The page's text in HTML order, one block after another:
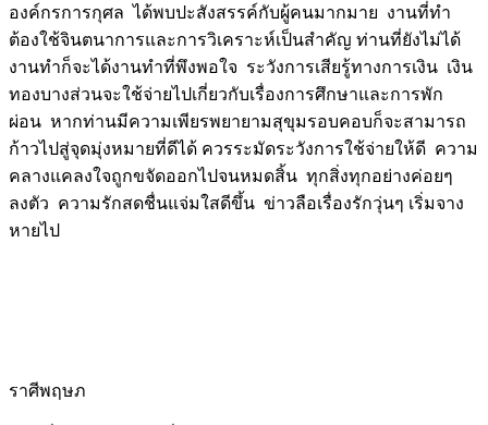
องค์กรการกุศล ได้พบปะสังสรรค์กับผู้คนมากมาย งานที่ทำ
ต้องใช้จินตนาการและการวิเคราะห์เป็นสำคัญ ท่านที่ยังไม่ได้
งานทำก็จะได้งานทำที่พึงพอใจ ระวังการเสียรู้ทางการเงิน เงิน
ทองบางส่วนจะใช้จ่ายไปเกี่ยวกับเรื่องการศึกษาและการพัก
ผ่อน หากท่านมีความเพียรพยายามสุขุมรอบคอบก็จะสามารถ
ก้าวไปสู่จุดมุ่งหมายที่ดีได้ ควรระมัดระวังการใช้จ่ายให้ดี ความ
คลางแคลงใจถูกขจัดออกไปจนหมดสิ้น ทุกสิ่งทุกอย่างค่อยๆ
ลงตัว ความรักสดชื่นแจ่มใสดีขึ้น ข่าวลือเรื่องรักวุ่นๆ เริ่มจาง
หายไป
ราศีพฤษภ